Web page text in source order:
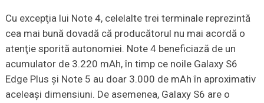
Cu excepţia lui Note 4, celelalte trei terminale reprezintă
cea mai bună dovadă că producătorul nu mai acordă o
atenţie sporită autonomiei. Note 4 beneficiază de un
acumulator de 3.220 mAh, în timp ce noile Galaxy S6
Edge Plus şi Note 5 au doar 3.000 de mAh în aproximativ
aceleaşi dimensiuni. De asemenea, Galaxy S6 are o